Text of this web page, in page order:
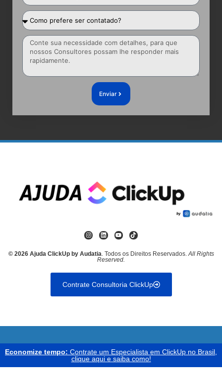
Enviar
© 2026 Ajuda ClickUp by Audatia. Todos os Direitos Reservados.All Rights
Reserved.
Contrate Consultoria ClickUp
Economize tempo: Contrate um Especialista em ClickUp no Brasil,
clique aqui e saiba como!